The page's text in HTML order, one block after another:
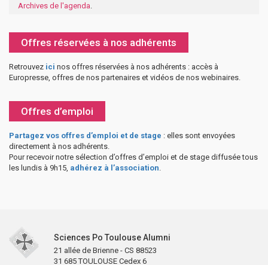
Archives de l'agenda
Offres réservées à nos adhérents
Retrouvez ici nos offres réservées à nos adhérents : accès à
Europresse, offres de nos partenaires et vidéos de nos webinaires.
Offres d’emploi
Partagez vos offres d’emploi et de stage : elles sont envoyées
directement à nos adhérents.
Pour recevoir notre sélection d’offres d’emploi et de stage diffusée tous
les lundis à 9h15, adhérez à l’association
Sciences Po Toulouse Alumni
21 allée de Brienne - CS 88523
31 685 TOULOUSE Cedex 6